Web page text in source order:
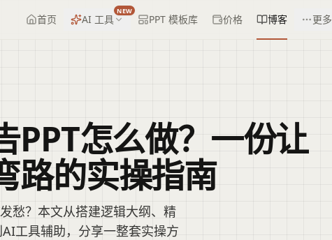
首页 AI 工具
NEW
PPT 模板库 价格 博客 更多
PPT怎么做？一份让
路的实操指南
愁？本文从搭建逻辑大纲、精
工具辅助，分享一整套实操方